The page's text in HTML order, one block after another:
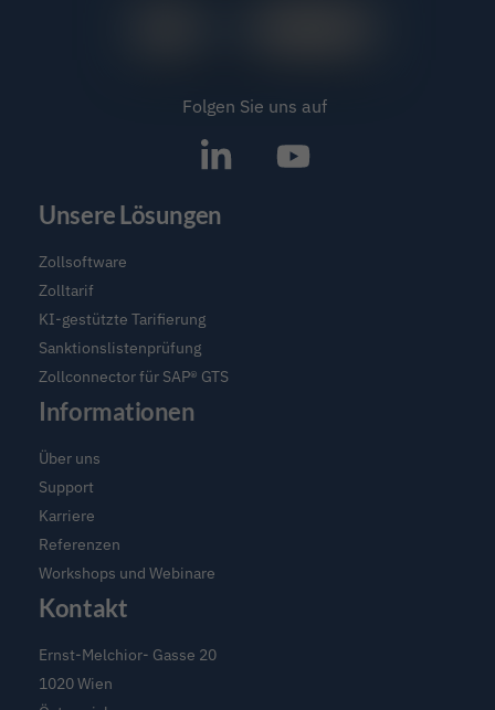
Folgen Sie uns auf
SAP®
Software
und
Compliance
Icon
Unsere Lösungen
Zollsoftware
Zolltarif
KI-gestützte Tarifierung
Sanktionslistenprüfung
Zollconnector für SAP® GTS
Informationen
Über uns
Support
Karriere
Referenzen
Workshops und Webinare
Kontakt
Ernst-Melchior- Gasse 20
1020 Wien